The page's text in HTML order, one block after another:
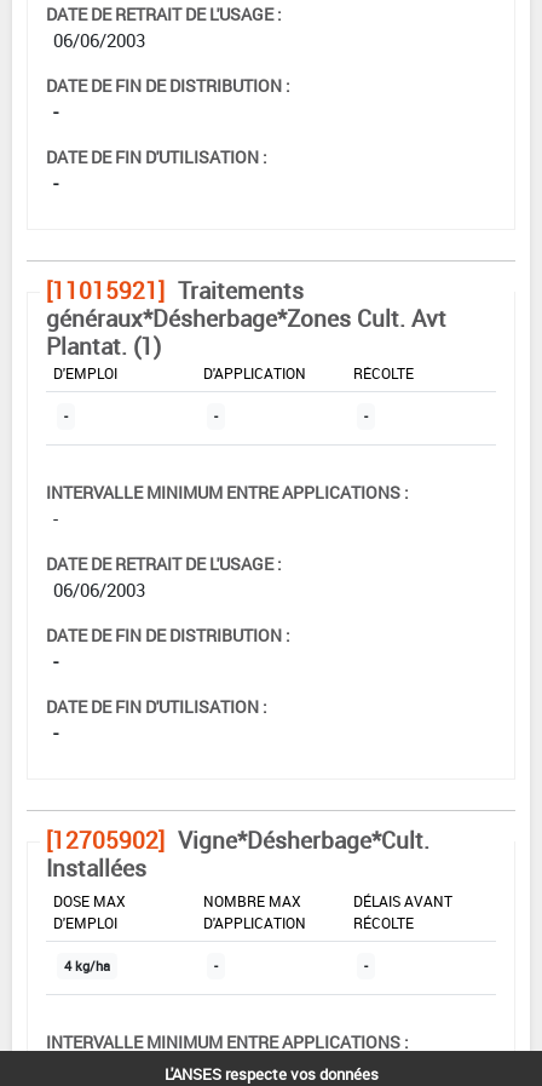
DATE DE RETRAIT DE L'USAGE :
06/06/2003
DATE DE FIN DE DISTRIBUTION :
-
DATE DE FIN D'UTILISATION :
-
[11015921] Traitements
généraux*Désherbage*Zones Cult. Avt
Plantat. (1)
DOSE MAX
D'EMPLOI
D'APPLICATION
RÉCOLTE
- - -
INTERVALLE MINIMUM ENTRE APPLICATIONS :
-
DATE DE RETRAIT DE L'USAGE :
06/06/2003
DATE DE FIN DE DISTRIBUTION :
-
DATE DE FIN D'UTILISATION :
-
[12705902] Vigne*Désherbage*Cult.
Installées
DOSE MAX
D'EMPLOI
NOMBRE MAX
D'APPLICATION
DÉLAIS AVANT
RÉCOLTE
4 kg/ha - -
INTERVALLE MINIMUM ENTRE APPLICATIONS :
L'ANSES respecte vos données